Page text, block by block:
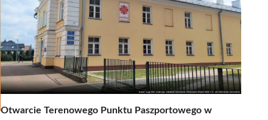
Otwarcie Terenowego Punktu Paszportowego w